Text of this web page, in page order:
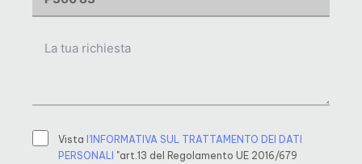
Vista l’INFORMATIVA SUL TRATTAMENTO DEI DATI
PERSONALI
"art.13 del Regolamento UE 2016/679